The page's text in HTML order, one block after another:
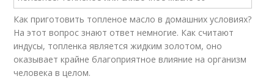
Как приготовить топленое масло в домашних условиях?
На этот вопрос знают ответ немногие. Как считают
индусы, топленка является жидким золотом, оно
оказывает крайне благоприятное влияние на организм
человека в целом.